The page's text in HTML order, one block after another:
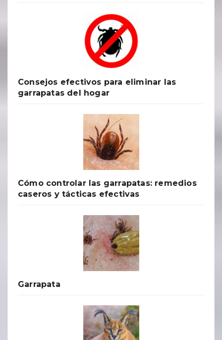
Consejos efectivos para eliminar las
garrapatas del hogar
Cómo controlar las garrapatas: remedios
caseros y tácticas efectivas
Garrapata